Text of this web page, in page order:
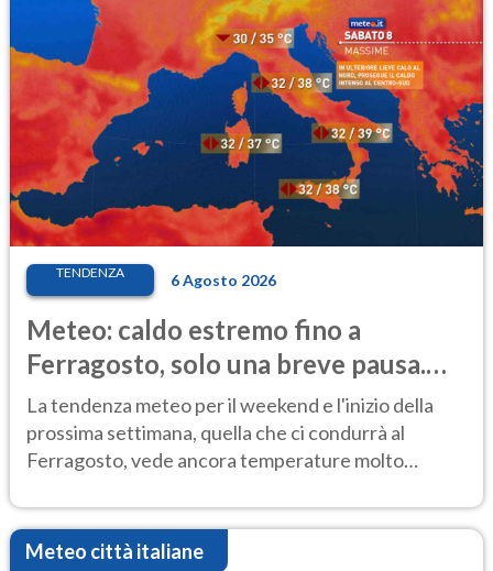
TENDENZA 6 Agosto 2026
Meteo: caldo estremo fino a
Ferragosto, solo una breve pausa.
Ecco dove
La tendenza meteo per il weekend e l'inizio della
prossima settimana, quella che ci condurrà al
Ferragosto, vede ancora temperature molto
Meteo città italiane